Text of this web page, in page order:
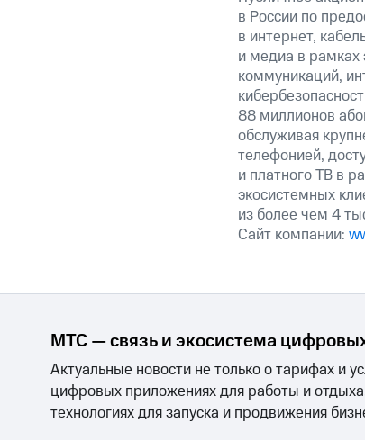
в России по
в интернет,
и медиа в рамках
коммуникаций,
88 миллионов
обслуживая
телефонией,
и платного ТВ в
экосистемных
из более чем 4
Сайт компании:
МТС — связь и экосистема
Актуальные новости не только о тарифах и
цифровых приложениях для работы и
технологиях для запуска и продвижения